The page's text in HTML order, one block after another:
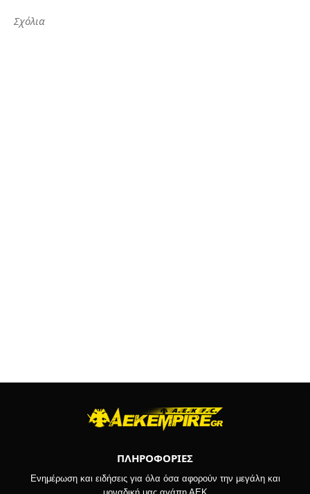
Σχόλια
ΠΛΗΡΟΦΟΡΙΕΣ
Ενημέρωση και ειδήσεις για όλα όσα αφορούν την μεγάλη και